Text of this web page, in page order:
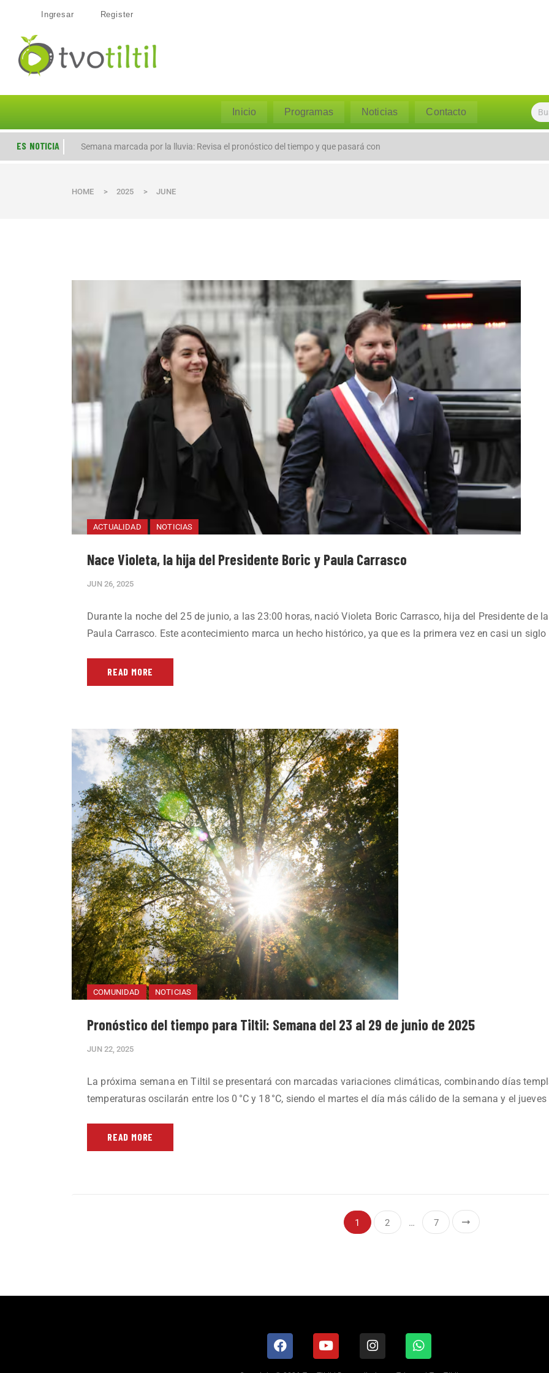
Ingresar Register
Inicio Programas Noticias Contacto
ES NOTICIA Semana marcada por la lluvia: Revisa el pronóstico del tiempo y que pasará con
HOME > 2025 > JUNE
ACTUALIDAD NOTICIAS
Nace Violeta, la hija del Presidente Boric y Paula Carrasco
JUN 26, 2025
Durante la noche del 25 de junio, a las 23:00 horas, nació Violeta Boric Carrasco, hija del Presidente de
Paula Carrasco. Este acontecimiento marca un hecho histórico, ya que es la primera vez en casi un siglo
READ MORE
COMUNIDAD NOTICIAS
Pronóstico del tiempo para Tiltil: Semana del 23 al 29 de junio de 2025
JUN 22, 2025
La próxima semana en Tiltil se presentará con marcadas variaciones climáticas, combinando días
temperaturas oscilarán entre los 0 °C y 18 °C, siendo el martes el día más cálido de la semana y el
READ MORE
1 2 … 7